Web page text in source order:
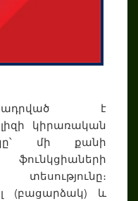
է
կիրառական
մի քանի
(բացարձակ) և